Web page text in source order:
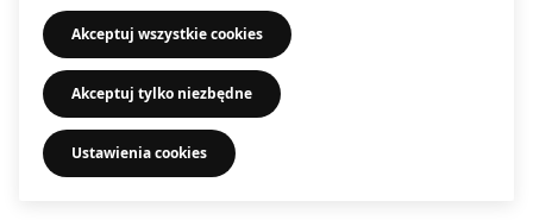
Akceptuj wszystkie cookies
Akceptuj tylko niezbędne
Ustawienia cookies